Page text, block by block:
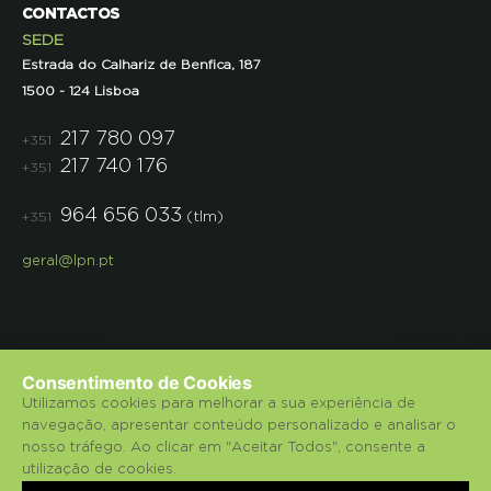
CONTACTOS
SEDE
Estrada do Calhariz de Benfica, 187
1500 - 124 Lisboa
+351 217 780 097
+351 217 740 176
+351 964 656 033 (tlm)
geral@lpn.pt
© 2018 Liga para a Protecção da Natureza.
Política de Privacidade
Consentimento de Cookies
Utilizamos cookies para melhorar a sua experiência de
navegação, apresentar conteúdo personalizado e analisar o
nosso tráfego. Ao clicar em "Aceitar Todos", consente a
utilização de cookies.